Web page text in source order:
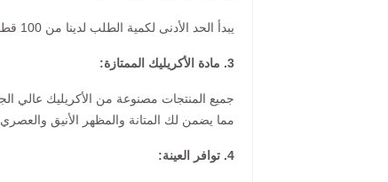
يبدأ الحد الأدنى لكمية الطلب لدينا من 100 قطعة، حسب اللون والحجم الذي اخترته.
3. مادة الأكريليك الممتازة:
مما يضمن لك المتانة والمظهر الأنيق والعصري.
4. توافر العينة: